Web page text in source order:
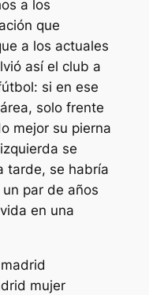
a los
que
a los actuales
así el club a
si en ese
solo frente
mejor su pierna
se
tarde, se habría
par de años
en una